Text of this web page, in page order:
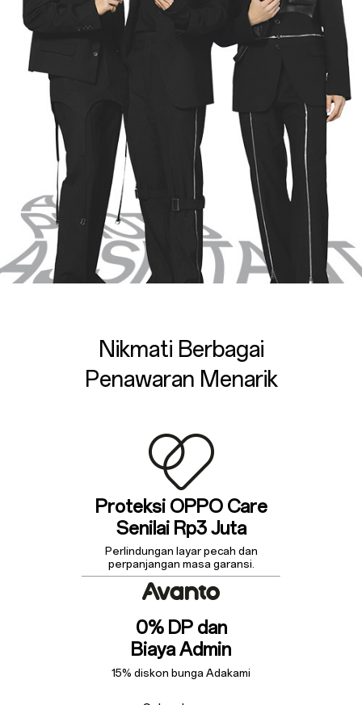
Nikmati Berbagai
Penawaran Menarik
Proteksi OPPO Care
Senilai Rp3 Juta
Perlindungan layar pecah dan
perpanjangan masa garansi.
0% DP dan
Biaya Admin
15% diskon bunga Adakami